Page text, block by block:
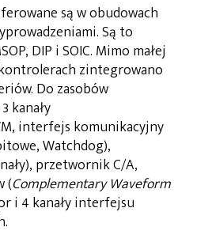
są w obudowach
Są to
DIP i SOIC. Mimo małej
zintegrowano
Do zasobów
kanały
interfejs komunikacyjny
Watchdog),
przetwornik C/A,
(Complementary Waveform
i 4 kanały interfejsu